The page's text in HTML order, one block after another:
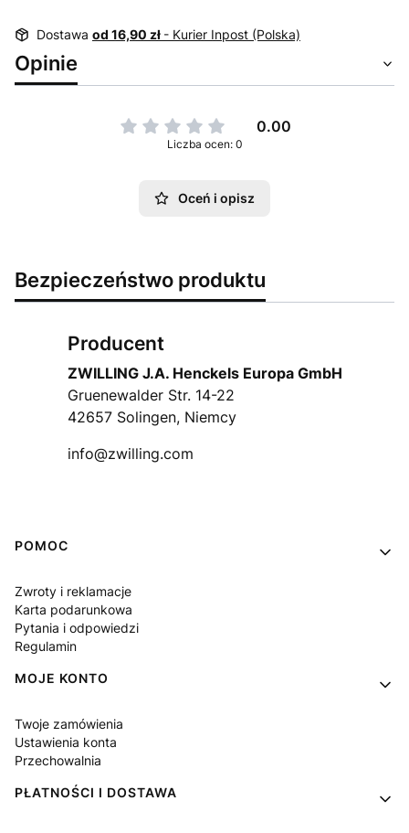
Dostawa od 16,90 zł - Kurier Inpost (Polska)
Opinie
0.00
Liczba ocen: 0
Oceń i opisz
Bezpieczeństwo produktu
Producent
ZWILLING J.A. Henckels Europa GmbH
Gruenewalder Str. 14-22
42657 Solingen, Niemcy
info@zwilling.com
Linki w stopce
POMOC
Zwroty i reklamacje
Karta podarunkowa
Pytania i odpowiedzi
Regulamin
MOJE KONTO
Twoje zamówienia
Ustawienia konta
Przechowalnia
PŁATNOŚCI I DOSTAWA